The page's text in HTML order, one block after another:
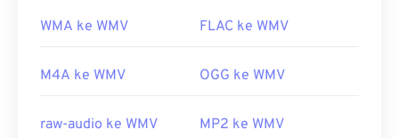
WMA ke WMV FLAC ke WMV
M4A ke WMV OGG ke WMV
raw-audio ke WMV MP2 ke WMV